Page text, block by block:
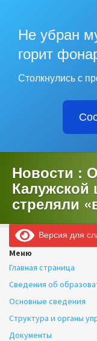
Не убран
горит
Столкнулись с
Новости :
стреляли
Версия для
Меню
Главная страница
Сведения об
Основные сведения
Структура и органы
Документы